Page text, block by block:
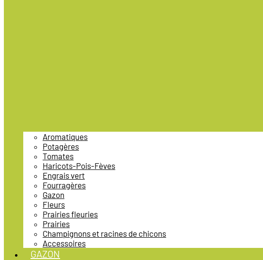
Aromatiques
Potagères
Tomates
Haricots-Pois-Fèves
Engrais vert
Fourragères
Gazon
Fleurs
Prairies fleuries
Prairies
Champignons et racines de chicons
Accessoires
GAZON